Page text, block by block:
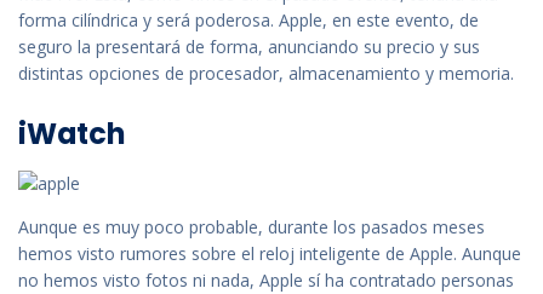
forma cilíndrica y será poderosa. Apple, en este evento, de
seguro la presentará de forma, anunciando su precio y sus
distintas opciones de procesador, almacenamiento y memoria.
iWatch
Aunque es muy poco probable, durante los pasados meses
hemos visto rumores sobre el reloj inteligente de Apple. Aunque
no hemos visto fotos ni nada, Apple sí ha contratado personas